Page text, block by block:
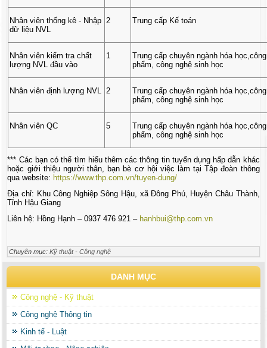
Nhân viên thống kê - Nhập
dữ liệu NVL
2 Trung cấp Kế toán
Nhân viên kiểm tra chất
lượng NVL đầu vào
1
Trung cấp chuyên ngành hóa
phẩm, công nghệ sinh học
Nhân viên định lượng NVL 2
Trung cấp chuyên ngành hóa
phẩm, công nghệ sinh học
Nhân viên QC 5
Trung cấp chuyên ngành hóa
phẩm, công nghệ sinh học
*** Các bạn có thể tìm hiểu thêm các thông tin tuyển dụng hấp dẫn khác
hoặc giới thiệu người thân, bạn bè cơ hội việc làm tại Tập đoàn thông
qua website: https://www.thp.com.vn/tuyen-dung/
Địa chỉ: Khu Công Nghiệp Sông Hậu, xã Đông Phú, Huyện Châu Thành,
Tỉnh Hậu Giang
Liên hệ: Hồng Hạnh – 0937 476 921 – hanhbui@thp.com.vn
Chuyên mục:Kỹ thuật - Công nghệ
DANH MỤC
Công nghệ - Kỹ thuật
Công nghệ Thông tin
Kinh tế - Luật